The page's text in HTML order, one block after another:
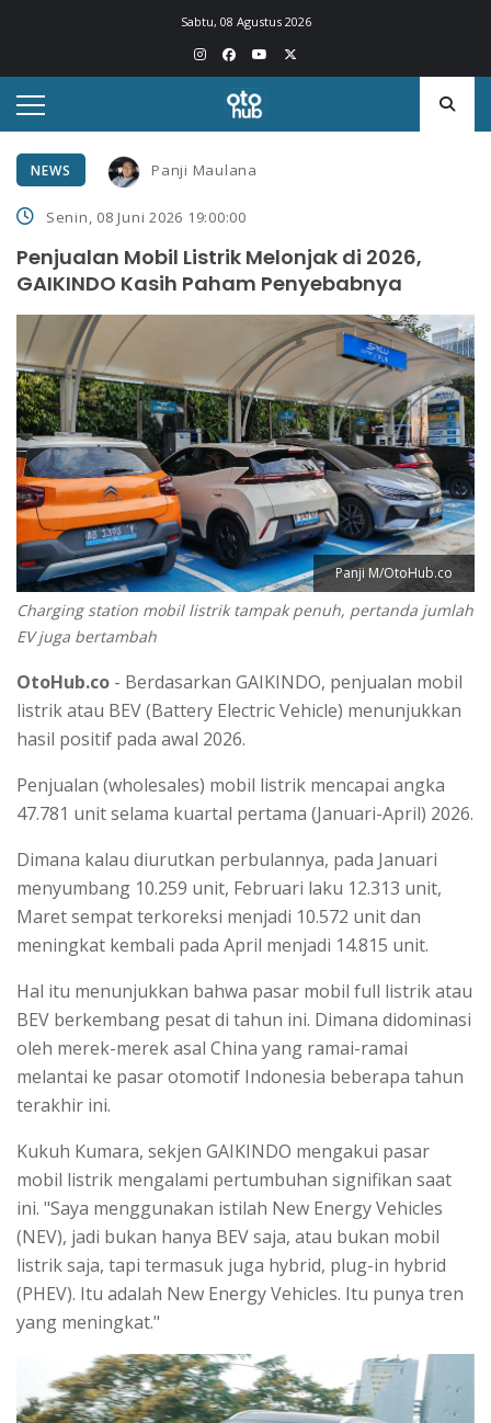
Sabtu, 08 Agustus 2026
NEWS Panji Maulana
Senin, 08 Juni 2026 19:00:00
Penjualan Mobil Listrik Melonjak di 2026,
GAIKINDO Kasih Paham Penyebabnya
Panji M/OtoHub.co
Charging station mobil listrik tampak penuh, pertanda jumlah
EV juga bertambah
OtoHub.co - Berdasarkan GAIKINDO, penjualan mobil
listrik atau BEV (Battery Electric Vehicle) menunjukkan
hasil positif pada awal 2026.
Penjualan (wholesales) mobil listrik mencapai angka
47.781 unit selama kuartal pertama (Januari-April) 2026.
Dimana kalau diurutkan perbulannya, pada Januari
menyumbang 10.259 unit, Februari laku 12.313 unit,
Maret sempat terkoreksi menjadi 10.572 unit dan
meningkat kembali pada April menjadi 14.815 unit.
Hal itu menunjukkan bahwa pasar mobil full listrik atau
BEV berkembang pesat di tahun ini. Dimana didominasi
oleh merek-merek asal China yang ramai-ramai
melantai ke pasar otomotif Indonesia beberapa tahun
terakhir ini.
Kukuh Kumara, sekjen GAIKINDO mengakui pasar
mobil listrik mengalami pertumbuhan signifikan saat
ini. "Saya menggunakan istilah New Energy Vehicles
(NEV), jadi bukan hanya BEV saja, atau bukan mobil
listrik saja, tapi termasuk juga hybrid, plug-in hybrid
(PHEV). Itu adalah New Energy Vehicles. Itu punya tren
yang meningkat."